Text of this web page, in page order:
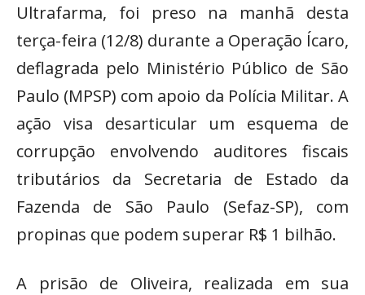
Ultrafarma, foi preso na manhã desta
terça-feira (12/8) durante a Operação Ícaro,
deflagrada pelo Ministério Público de São
Paulo (MPSP) com apoio da Polícia Militar. A
ação visa desarticular um esquema de
corrupção envolvendo auditores fiscais
tributários da Secretaria de Estado da
Fazenda de São Paulo (Sefaz-SP), com
propinas que podem superar R$ 1 bilhão.
A prisão de Oliveira, realizada em sua